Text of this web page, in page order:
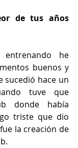
de tus años
he
buenos y
sucedió hace un
tuve que
donde había
triste que dio
la creación de